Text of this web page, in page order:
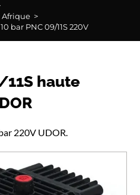
Afrique >
bar PNC 09/11S 220V
11S haute
220V UDOR.